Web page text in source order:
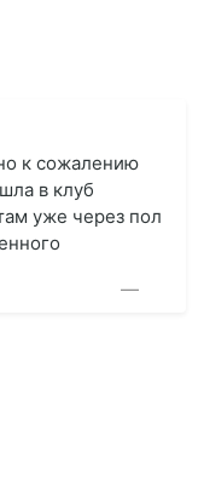
к сожалению
в клуб
уже через пол
—